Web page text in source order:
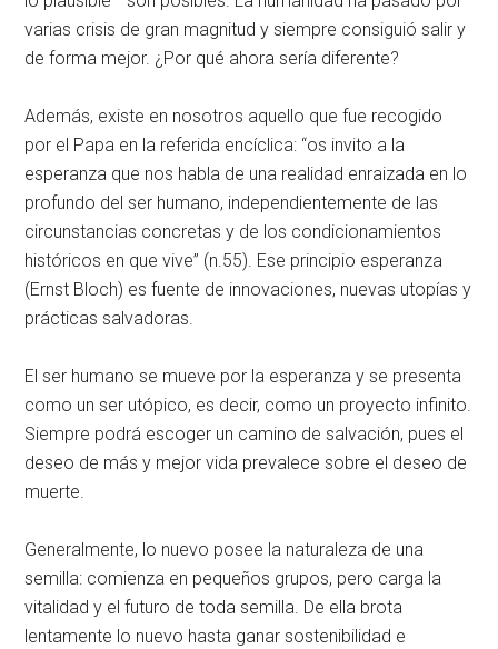
varias crisis de gran magnitud y siempre consiguió salir y
de forma mejor. ¿Por qué ahora sería diferente?
Además, existe en nosotros aquello que fue recogido
por el Papa en la referida encíclica: “os invito a la
esperanza que nos habla de una realidad enraizada en lo
profundo del ser humano, independientemente de las
circunstancias concretas y de los condicionamientos
históricos en que vive” (n.55). Ese principio esperanza
(Ernst Bloch) es fuente de innovaciones, nuevas utopías y
prácticas salvadoras.
El ser humano se mueve por la esperanza y se presenta
como un ser utópico, es decir, como un proyecto infinito.
Siempre podrá escoger un camino de salvación, pues el
deseo de más y mejor vida prevalece sobre el deseo de
muerte.
Generalmente, lo nuevo posee la naturaleza de una
semilla: comienza en pequeños grupos, pero carga la
vitalidad y el futuro de toda semilla. De ella brota
lentamente lo nuevo hasta ganar sostenibilidad e